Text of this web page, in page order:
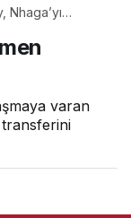
Nhaga’yı
varan
transferini